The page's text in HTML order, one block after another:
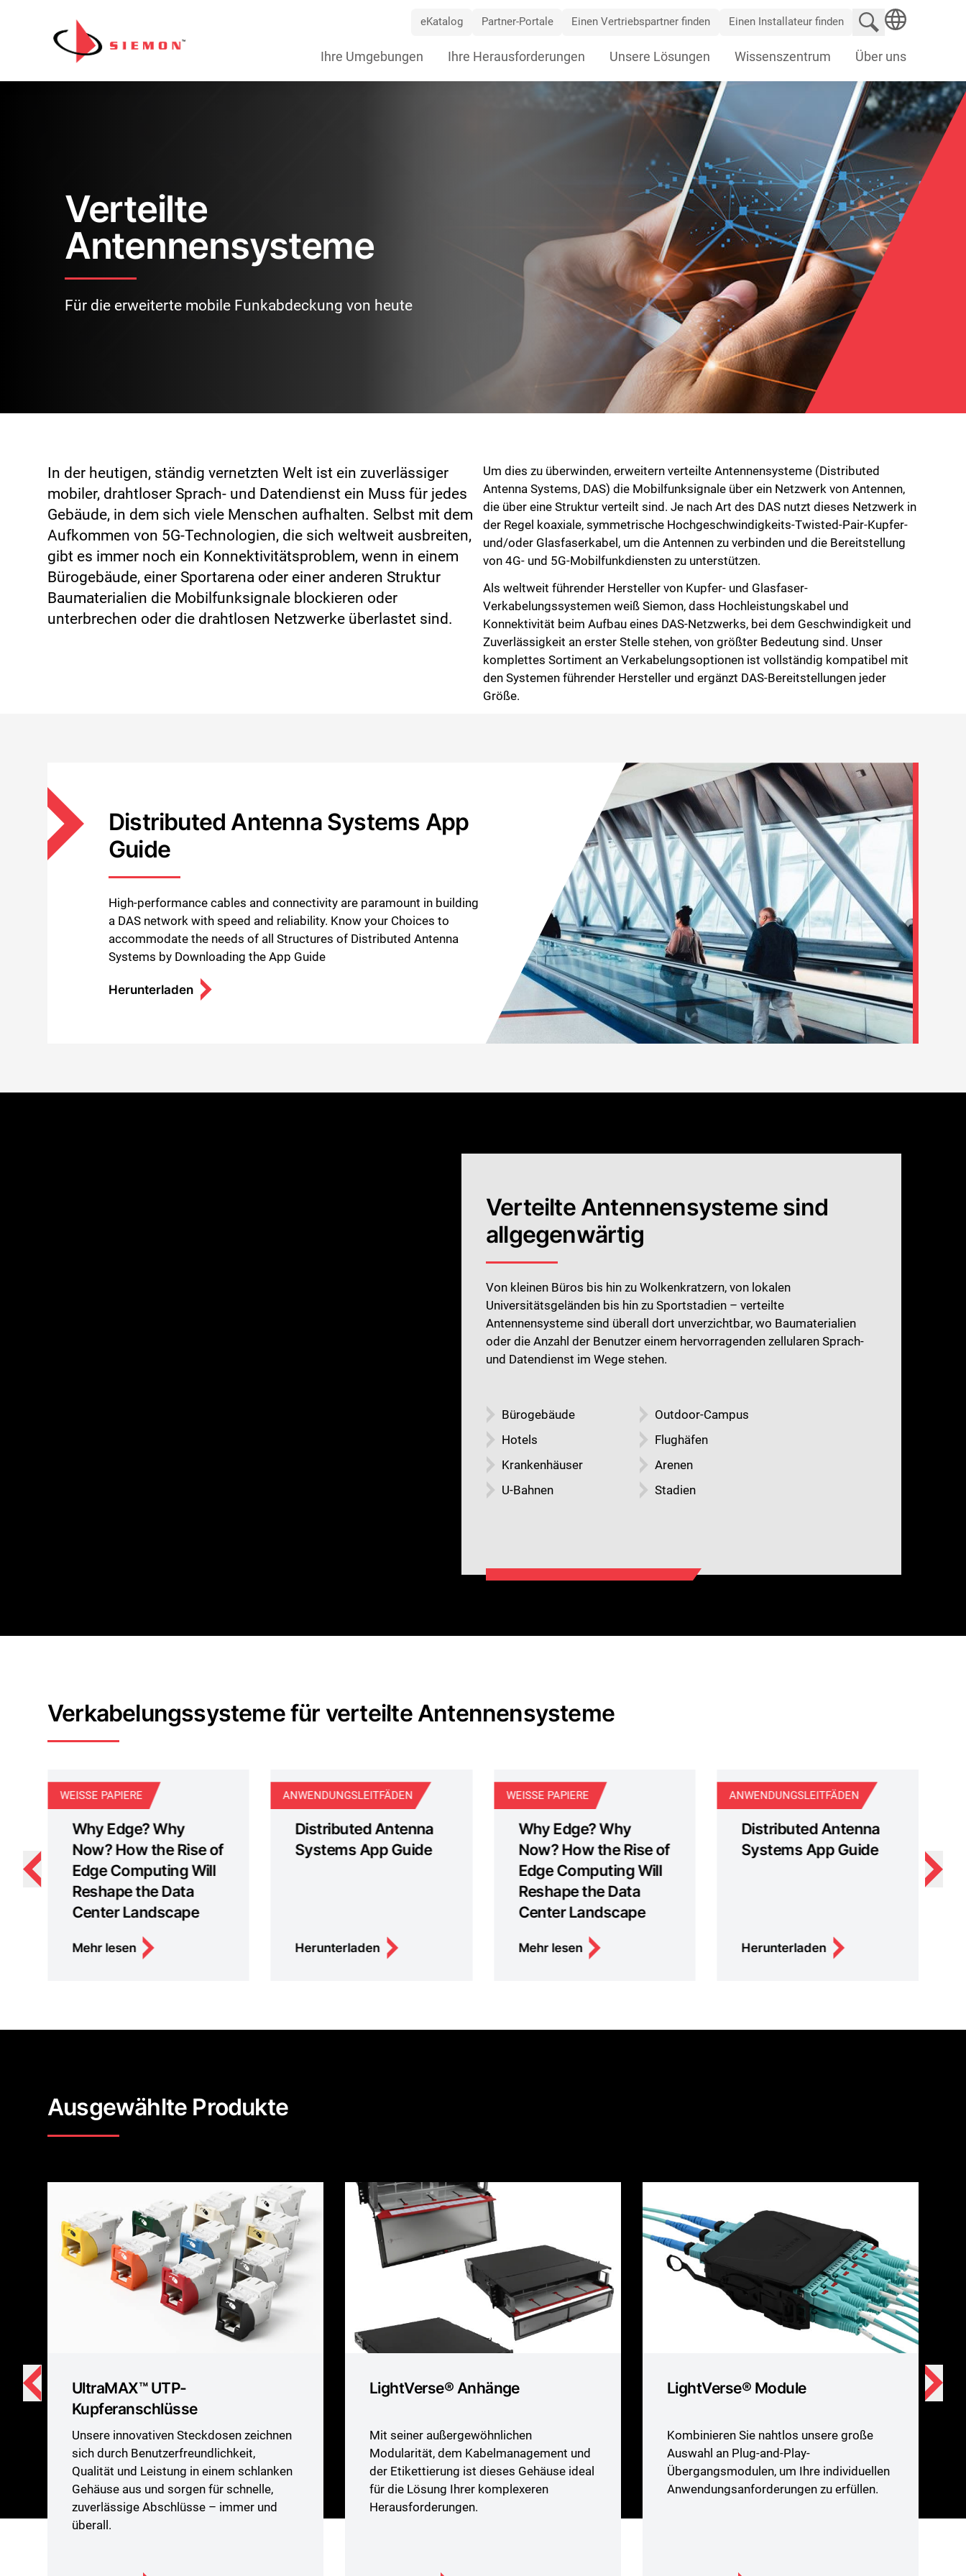
eKatalog Partner-Portale Einen Vertriebspartner finden Einen Installateur finden
Website
Navigation
Ihre Umgebungen Ihre Herausforderungen Unsere Lösungen Wissenszentrum Über uns
Verteilte
Antennensysteme
Für die erweiterte mobile Funkabdeckung von heute
In der heutigen, ständig vernetzten Welt ist ein zuverlässiger
mobiler, drahtloser Sprach- und Datendienst ein Muss für jedes
Gebäude, in dem sich viele Menschen aufhalten. Selbst mit dem
Aufkommen von 5G-Technologien, die sich weltweit ausbreiten,
gibt es immer noch ein Konnektivitätsproblem, wenn in einem
Bürogebäude, einer Sportarena oder einer anderen Struktur
Baumaterialien die Mobilfunksignale blockieren oder
unterbrechen oder die drahtlosen Netzwerke überlastet sind.
Um dies zu überwinden, erweitern verteilte Antennensysteme (Distributed
Antenna Systems, DAS) die Mobilfunksignale über ein Netzwerk von Antennen,
die über eine Struktur verteilt sind. Je nach Art des DAS nutzt dieses Netzwerk in
der Regel koaxiale, symmetrische Hochgeschwindigkeits-Twisted-Pair-Kupfer-
und/oder Glasfaserkabel, um die Antennen zu verbinden und die Bereitstellung
von 4G- und 5G-Mobilfunkdiensten zu unterstützen.
Als weltweit führender Hersteller von Kupfer- und Glasfaser-
Verkabelungssystemen weiß Siemon, dass Hochleistungskabel und
Konnektivität beim Aufbau eines DAS-Netzwerks, bei dem Geschwindigkeit und
Zuverlässigkeit an erster Stelle stehen, von größter Bedeutung sind. Unser
komplettes Sortiment an Verkabelungsoptionen ist vollständig kompatibel mit
den Systemen führender Hersteller und ergänzt DAS-Bereitstellungen jeder
Größe.
Distributed Antenna Systems App
Guide
High-performance cables and connectivity are paramount in building
a DAS network with speed and reliability. Know your Choices to
accommodate the needs of all Structures of Distributed Antenna
Systems by Downloading the App Guide
Herunterladen
Verteilte Antennensysteme sind
allgegenwärtig
Von kleinen Büros bis hin zu Wolkenkratzern, von lokalen
Universitätsgeländen bis hin zu Sportstadien – verteilte
Antennensysteme sind überall dort unverzichtbar, wo Baumaterialien
oder die Anzahl der Benutzer einem hervorragenden zellularen Sprach-
und Datendienst im Wege stehen.
Bürogebäude
Hotels
Krankenhäuser
U-Bahnen
Outdoor-Campus
Flughäfen
Arenen
Stadien
Verkabelungssysteme für verteilte Antennensysteme
WEISSE PAPIERE
Why Edge? Why
Now? How the Rise of
Edge Computing Will
Reshape the Data
Center Landscape
Mehr lesen
ANWENDUNGSLEITFÄDEN
Distributed Antenna
Systems App Guide
Herunterladen
WEISSE PAPIERE
Why Edge? Why
Now? How the Rise of
Edge Computing Will
Reshape the Data
Center Landscape
Mehr lesen
ANWENDUNGSLEITFÄDEN
Distributed Antenna
Systems App Guide
Herunterladen
Ausgewählte Produkte
UltraMAX™ UTP-
Kupferanschlüsse
Unsere innovativen Steckdosen zeichnen
sich durch Benutzerfreundlichkeit,
Qualität und Leistung in einem schlanken
Gehäuse aus und sorgen für schnelle,
zuverlässige Abschlüsse – immer und
überall.
LightVerse® Anhänge
Mit seiner außergewöhnlichen
Modularität, dem Kabelmanagement und
der Etikettierung ist dieses Gehäuse ideal
für die Lösung Ihrer komplexeren
Herausforderungen.
LightVerse® Module
Kombinieren Sie nahtlos unsere große
Auswahl an Plug-and-Play-
Übergangsmodulen, um Ihre individuellen
Anwendungsanforderungen zu erfüllen.